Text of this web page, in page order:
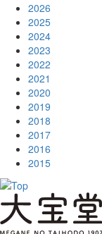
2026
2025
2024
2023
2022
2021
2020
2019
2018
2017
2016
2015